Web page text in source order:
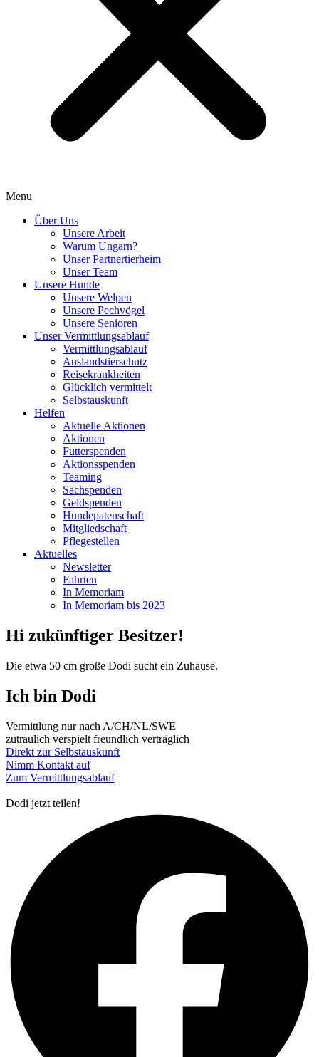
Menu
Über Uns
Unsere Arbeit
Warum Ungarn?
Unser Partnertierheim
Unser Team
Unsere Hunde
Unsere Welpen
Unsere Pechvögel
Unsere Senioren
Unser Vermittlungsablauf
Vermittlungsablauf
Auslandstierschutz
Reisekrankheiten
Glücklich vermittelt
Selbstauskunft
Helfen
Aktuelle Aktionen
Aktionen
Futterspenden
Aktionsspenden
Teaming
Sachspenden
Geldspenden
Hundepatenschaft
Mitgliedschaft
Pflegestellen
Aktuelles
Newsletter
Fahrten
In Memoriam
In Memoriam bis 2023
Hi zukünftiger Besitzer!
Die etwa 50 cm große Dodi sucht ein Zuhause.
Ich bin Dodi
Vermittlung nur nach A/CH/NL/SWE
zutraulich verspielt freundlich verträglich
Direkt zur Selbstauskunft
Nimm Kontakt auf
Zum Vermittlungsablauf
Dodi jetzt teilen!